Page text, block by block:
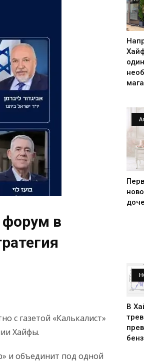
в
с газетой «Калькалист»
Хайфы.
и объединит под одной
В